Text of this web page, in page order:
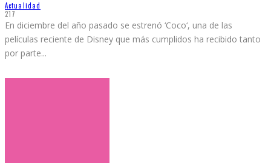
Actualidad
217
En diciembre del año pasado se estrenó ‘Coco‘, una de las
películas reciente de Disney que más cumplidos ha recibido tanto
por parte...